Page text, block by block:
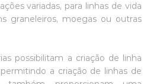
variadas, para linhas de vida
graneleiros, moegas ou outras
possibilitam a criação de linha
a criação de linhas de